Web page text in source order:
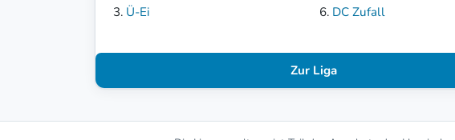
Ü-Ei
DC Zufall
Zur Liga